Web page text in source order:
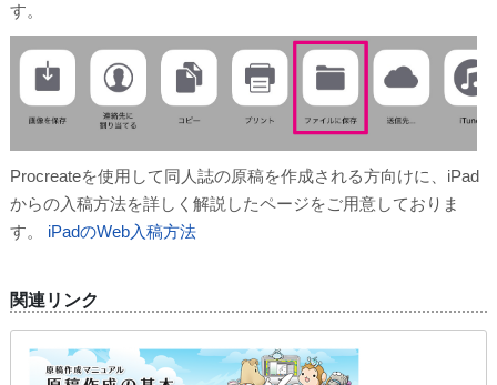
す。
Procreateを使用して同人誌の原稿を作成される方向けに、iPad
からの入稿方法を詳しく解説したページをご用意しておりま
す。 iPadのWeb入稿方法
関連リンク